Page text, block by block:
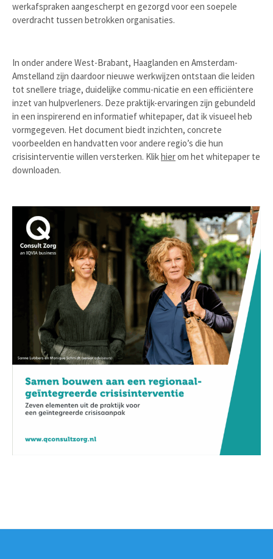
werkafspraken aangescherpt en gezorgd voor een soepele
overdracht tussen betrokken organisaties.
In onder andere West-Brabant, Haaglanden en Amsterdam-
Amstelland zijn daardoor nieuwe werkwijzen ontstaan die leiden
tot snellere triage, duidelijke commu-nicatie en een efficiëntere
inzet van hulpverleners. Deze praktijk-ervaringen zijn gebundeld
in een inspirerend en informatief whitepaper, dat ik visueel heb
vormgegeven. Het document biedt inzichten, concrete
voorbeelden en handvatten voor andere regio’s die hun
crisisinterventie willen versterken. Klikhierom het whitepaper te
downloaden.